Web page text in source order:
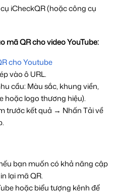
iCheckQR (hoặc công cụ
mã QR cho video YouTube:
cho Youtube
vào ô URL.
cầu: Màu sắc, khung viền,
hoặc logo thương hiệu).
trước kết quả → Nhấn Tải về
bạn muốn có khả năng cập
lại mã QR.
hoặc biểu tượng kênh để